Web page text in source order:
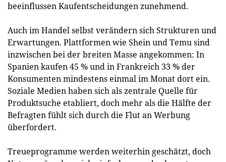
beeinflussen Kaufentscheidungen zunehmend.
Auch im Handel selbst verändern sich Strukturen und
Erwartungen. Plattformen wie Shein und Temu sind
inzwischen bei der breiten Masse angekommen: In
Spanien kaufen 45 % und in Frankreich 33 % der
Konsumenten mindestens einmal im Monat dort ein.
Soziale Medien haben sich als zentrale Quelle für
Produktsuche etabliert, doch mehr als die Hälfte der
Befragten fühlt sich durch die Flut an Werbung
überfordert.
Treueprogramme werden weiterhin geschätzt, doch